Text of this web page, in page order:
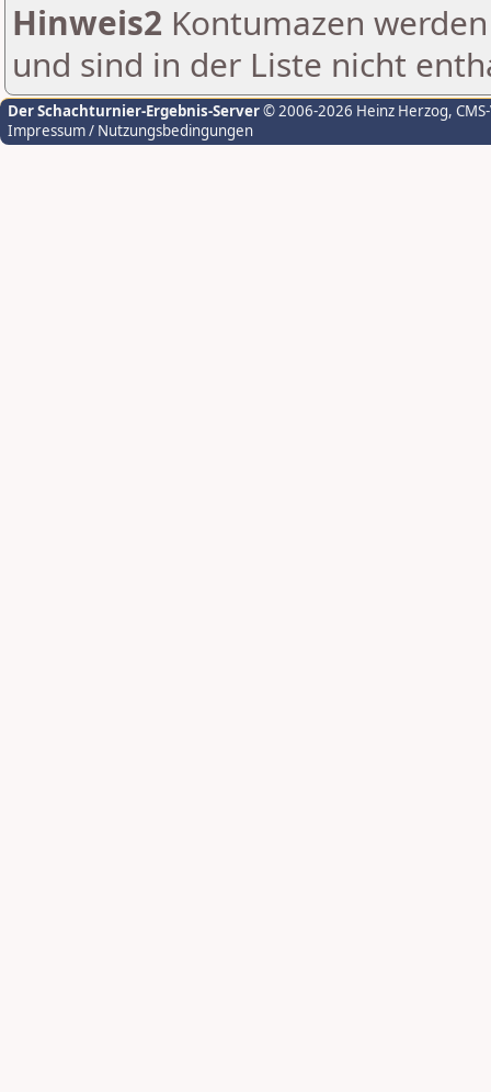
Hinweis2 Kontumazen
und sind in der Liste nicht
Der Schachturnier-Ergebnis-Server© 2006-2026 Heinz Herzog,
Impressum / Nutzungsbedingungen